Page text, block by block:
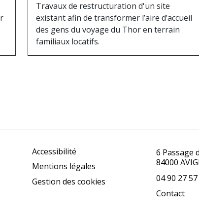
Travaux de restructuration d'un site
existant afin de transformer l’aire d’accueil
des gens du voyage du Thor en terrain
familiaux locatifs.
Accessibilité
Mentions légales
Gestion des cookies
6 Passage
84000
04 90 27
Contact